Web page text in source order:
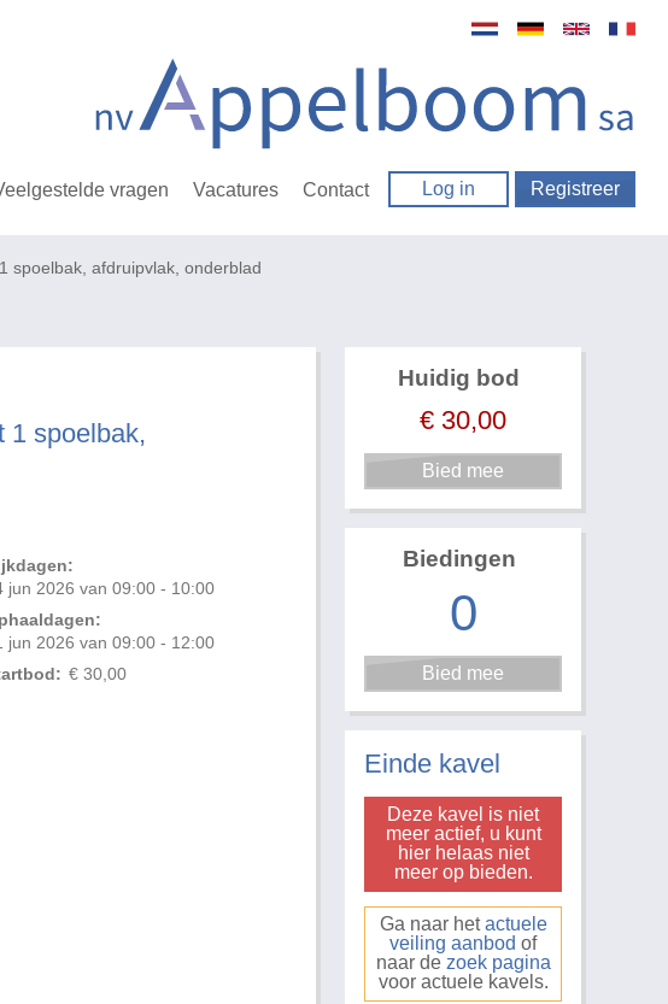
vragen Vacatures Contact Log in Registreer
spoelbak, afdruipvlak, onderblad
1 spoelbak,
jun 2026 van 09:00 - 10:00
jun 2026 van 09:00 - 12:00
€ 30,00
Huidig bod
€ 30,00
Biedingen
0
Einde kavel
Deze kavel is niet
meer actief, u kunt
hier helaas niet
meer op bieden.
Ga naar hetactuele
veiling aanbod of
naar de zoek pagina
voor actuele kavels.